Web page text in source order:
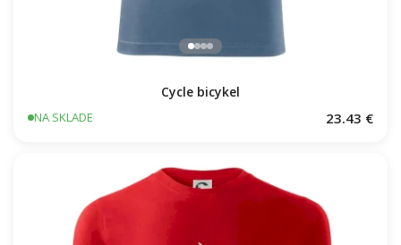
Cycle bicykel
NA SKLADE 23.43 €